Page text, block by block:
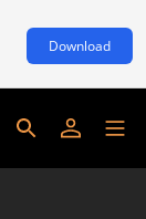
Download